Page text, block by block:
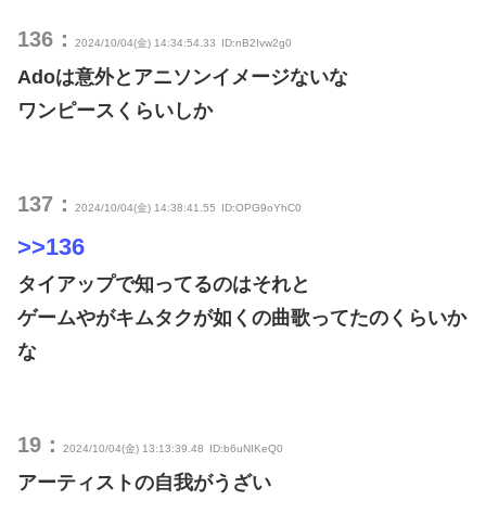
136： 2024/10/04(金) 14:34:54.33 ID:nB2Ivw2g0
Adoは意外とアニソンイメージないな
ワンピースくらいしか
137： 2024/10/04(金) 14:38:41.55 ID:OPG9oYhC0
>>136
タイアップで知ってるのはそれと
ゲームやがキムタクが如くの曲歌ってたのくらいか
な
19： 2024/10/04(金) 13:13:39.48 ID:b6uNIKeQ0
アーティストの自我がうざい